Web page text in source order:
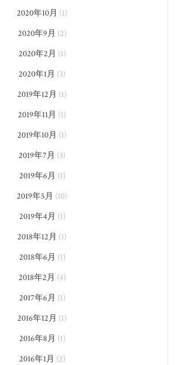
2020年10月 (1)
2020年9月 (2)
2020年2月 (1)
2020年1月 (3)
2019年12月 (1)
2019年11月 (1)
2019年10月 (1)
2019年7月 (3)
2019年6月 (1)
2019年5月 (10)
2019年4月 (1)
2018年12月 (1)
2018年6月 (1)
2018年2月 (4)
2017年6月 (1)
2016年12月 (1)
2016年8月 (1)
2016年1月 (2)